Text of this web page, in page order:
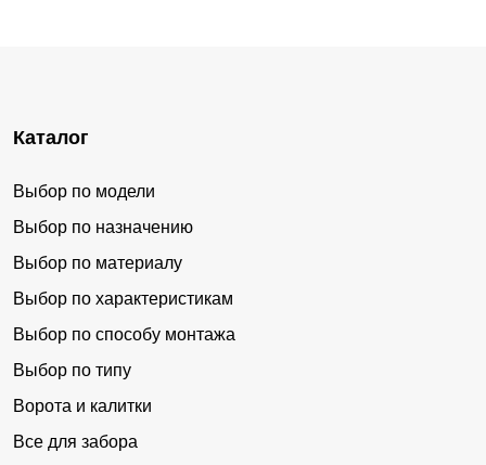
Каталог
Выбор по модели
Выбор по назначению
Выбор по материалу
Выбор по характеристикам
Выбор по способу монтажа
Выбор по типу
Ворота и калитки
Все для забора